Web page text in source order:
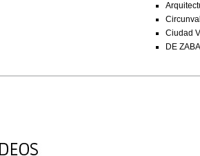
Ciudad
DE